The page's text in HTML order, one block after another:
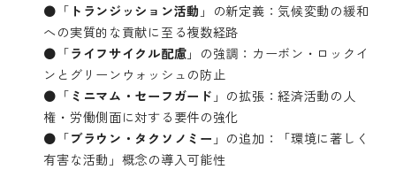
●「 トランジッション活動 」の新定義：気候変動の緩和
への実質的な貢献に至る複数経路
●「ライフサイクル配慮」の強調：カーボン・ロックイ
ンとグリーンウォッシュの防止
●「ミニマム・セーフガード 」の拡張：経済活動の人
権・労働側面に対する要件の強化
●「ブラウン・タクソノミー 」の追加：「環境に著しく
有害な活動」概念の導入可能性